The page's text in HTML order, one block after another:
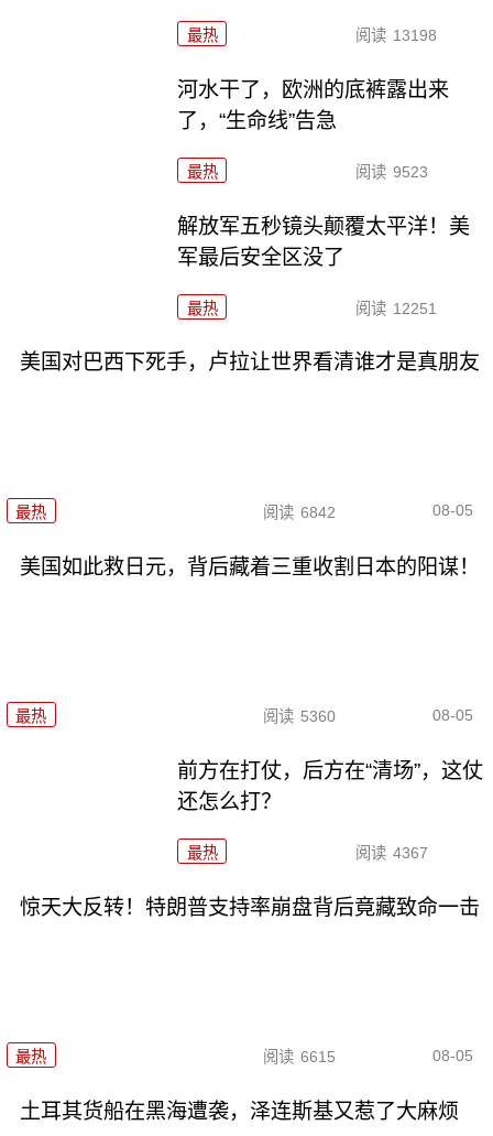
最热 阅读 13198
河水干了，欧洲的底裤露出来
了，“生命线”告急
最热 阅读 9523
解放军五秒镜头颠覆太平洋！美
军最后安全区没了
最热 阅读 12251
美国对巴西下死手，卢拉让世界看清谁才是真朋友
最热 阅读 6842 08-05
美国如此救日元，背后藏着三重收割日本的阳谋！
最热 阅读 5360 08-05
前方在打仗，后方在“清场”，这仗
还怎么打？
最热 阅读 4367
惊天大反转！特朗普支持率崩盘背后竟藏致命一击
最热 阅读 6615 08-05
土耳其货船在黑海遭袭，泽连斯基又惹了大麻烦